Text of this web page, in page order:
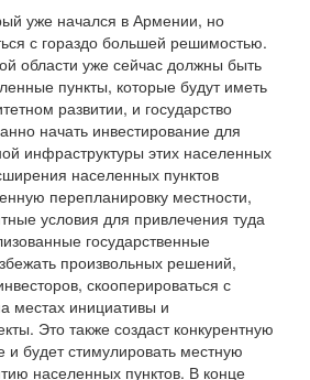
уже начался в Армении, но
с гораздо большей решимостью.
области уже сейчас должны быть
пункты, которые будут иметь
развитии, и государство
начать инвестирование для
инфраструктуры этих населенных
населенных пунктов
перепланировку местности,
условия для привлечения туда
государственные
произвольных решений,
скооперироваться с
местах инициативы и
Это также создаст конкурентную
и будет стимулировать местную
населенных пунктов. В конце